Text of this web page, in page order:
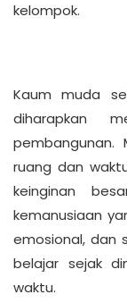
kelompok.
Kaum muda
diharapkan
pembangunan.
ruang dan
keinginan
kemanusiaan
emosional, dan
belajar sejak
waktu.